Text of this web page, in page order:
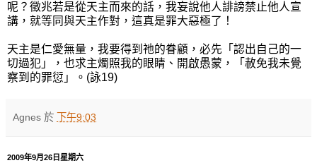
呢？徵兆若是從天主而來的話，我妄說他人誹謗禁止他人宣
講，就等同與天主作對，這真是罪大惡極了！
天主是仁愛無量，我要得到祂的眷顧，必先「認出自己的一
切過犯」，也求主燭照我的眼睛、開啟愚蒙，「赦免我未覺
察到的罪愆」。(詠19)
Agnes 於 下午9:03
2009年9月26日星期六